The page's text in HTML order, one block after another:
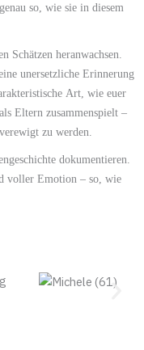
so, wie sie in diesem
Schätzen heranwachsen.
unersetzliche Erinnerung
Art, wie euer
Eltern zusammenspielt –
zu werden.
dokumentieren.
voller Emotion – so, wie